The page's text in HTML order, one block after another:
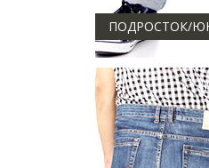
ПОДРОСТОК/